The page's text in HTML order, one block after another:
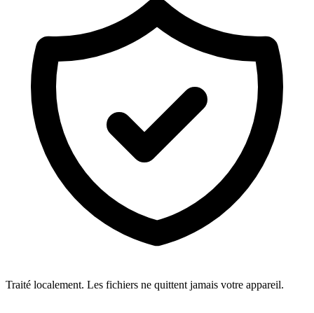
Traité localement. Les fichiers ne quittent jamais votre appareil.